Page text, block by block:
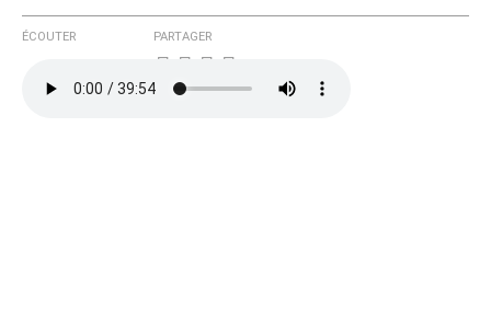
ÉCOUTER PARTAGER